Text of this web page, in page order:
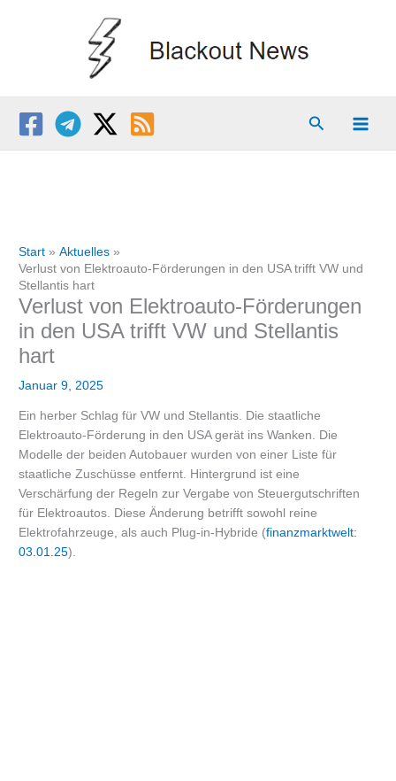
Suchen
Start
Aktuelles
Verlust von Elektroauto-Förderungen in den USA trifft VW und
Stellantis hart
Verlust von Elektroauto-Förderungen
in den USA trifft VW und Stellantis
hart
Januar 9, 2025
Ein herber Schlag für VW und Stellantis. Die staatliche
Elektroauto-Förderung in den USA gerät ins Wanken. Die
Modelle der beiden Autobauer wurden von einer Liste für
staatliche Zuschüsse entfernt. Hintergrund ist eine
Verschärfung der Regeln zur Vergabe von Steuergutschriften
für Elektroautos. Diese Änderung betrifft sowohl reine
Elektrofahrzeuge, als auch Plug-in-Hybride (finanzmarktwelt:
03.01.25).